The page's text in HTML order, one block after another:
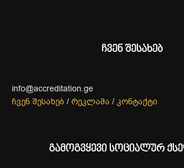
ჩვენ შესახებ
info@accreditation.ge
ჩვენ შესახებ / რეკლამა / კონტაქტი
გამოგვყევი სოციალურ